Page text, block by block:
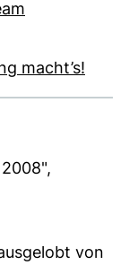
macht’s!
von